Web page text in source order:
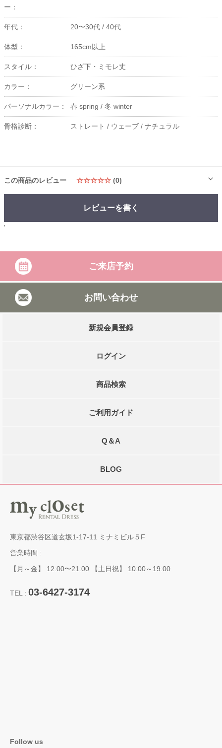
ー：
年代： 20〜30代 / 40代
体型： 165cm以上
スタイル： ひざ下・ミモレ丈
カラー： グリーン系
パーソナルカラー： 春 spring / 冬 winter
骨格診断： ストレート / ウェーブ / ナチュラル
この商品のレビュー ☆☆☆☆☆ (0)
レビューを書く
'
ご来店予約
お問い合わせ
新規会員登録
ログイン
商品検索
ご利用ガイド
Q＆A
BLOG
東京都渋谷区道玄坂1-17-11 ミナミビル５F
営業時間 :
【月～金】 12:00〜21:00 【土日祝】 10:00～19:00
TEL : 03-6427-3174
Follow us